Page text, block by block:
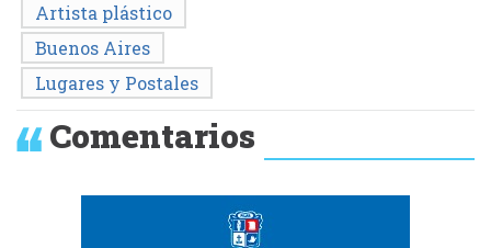
Artista plástico
Buenos Aires
Lugares y Postales
Comentarios